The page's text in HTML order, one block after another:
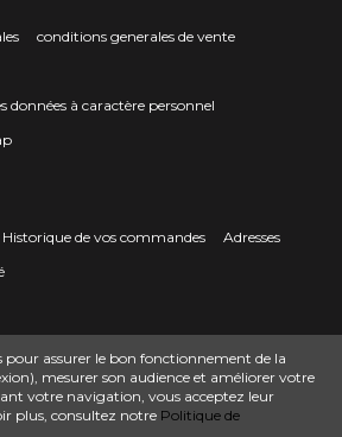
conditions generales de vente
données à caractère personnel
Historique de vos commandes
Adresses
Pied-de-Borne
0624436257
pour assurer le bon fonctionnement de la
mesurer son audience et améliorer votre
votre navigation, vous acceptez leur
plus, consultez notre Politique de